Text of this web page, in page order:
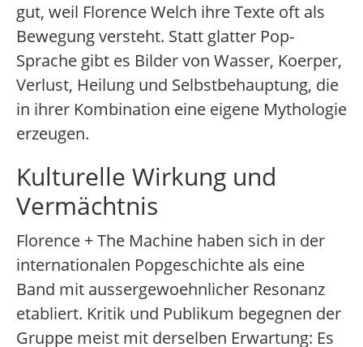
gut, weil Florence Welch ihre Texte oft als
Bewegung versteht. Statt glatter Pop-
Sprache gibt es Bilder von Wasser, Koerper,
Verlust, Heilung und Selbstbehauptung, die
in ihrer Kombination eine eigene Mythologie
erzeugen.
Kulturelle Wirkung und
Vermächtnis
Florence + The Machine haben sich in der
internationalen Popgeschichte als eine
Band mit aussergewoehnlicher Resonanz
etabliert. Kritik und Publikum begegnen der
Gruppe meist mit derselben Erwartung: Es